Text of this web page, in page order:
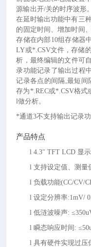
源输出开/关的时序波形
在延时输出功能中有三
的固定时间、增加时间
存储在内部10组存储器
LY或*.CSV文件，存储
析，最终编辑的文件可
录功能记录了输出过程
记录各点的间隔,最短间
存为*.REC或*.CSV格式
l做分析。
*通道3不支持输出记录功
产品特点
l4.3" TFT LCD 显
l支持设定值、测量
l负载功能(CC/CV/
l设定分辨率:1mV/
l低涟波噪声:
l瞬态响应时间 :
l具有硬件实现过压